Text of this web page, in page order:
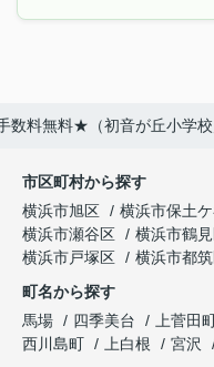
料無料★（初音が丘小学校
市区町村から探す
横浜市旭区
横浜市保土
横浜市瀬谷区
横浜市鶴
横浜市戸塚区
横浜市都
町名から探す
馬場
四季美台 上菅田
西川島町
上白根 宮沢